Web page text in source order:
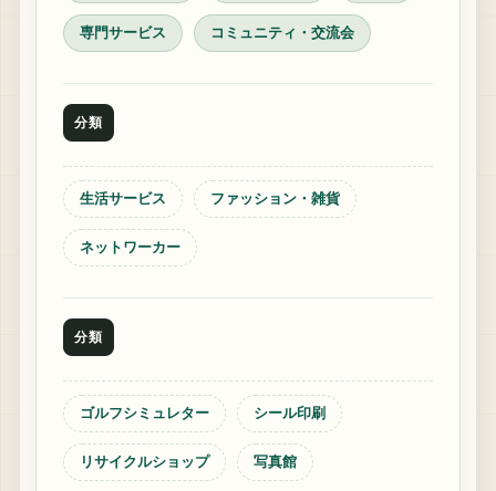
専門サービス コミュニティ・交流会
分類
生活サービス ファッション・雑貨
ネットワーカー
分類
ゴルフシミュレター シール印刷
リサイクルショップ 写真館